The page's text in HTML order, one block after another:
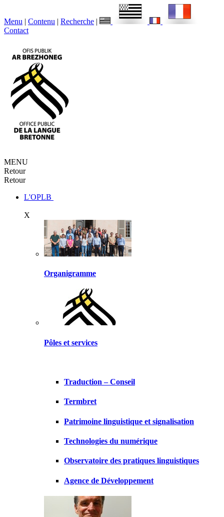
Menu | Contenu | Recherche |
Contact
MENU
Retour
Retour
L'OPLB
X
Organigramme
Pôles et services
Traduction – Conseil
Termbret
Patrimoine linguistique et signalisation
Technologies du numérique
Observatoire des pratiques linguistiques
Agence de Développement